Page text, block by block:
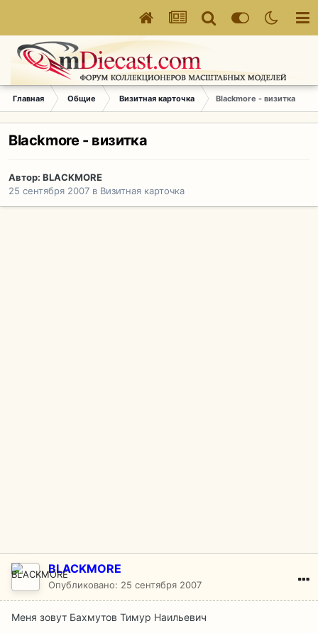
Главная Общие Визитная карточка Blackmore - визитка
Blackmore - визитка
Автор: BLACKMORE
25 сентября 2007 в Визитная карточка
BLACKMORE
Опубликовано: 25 сентября 2007
Меня зовут Бахмутов Тимур Наильевич